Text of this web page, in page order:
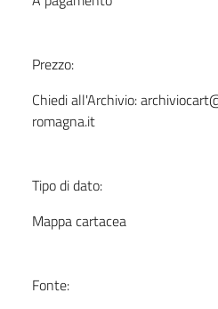
Prezzo:
Chiedi all'Archivio:
romagna.it
Tipo di dato:
Mappa cartacea
Fonte: